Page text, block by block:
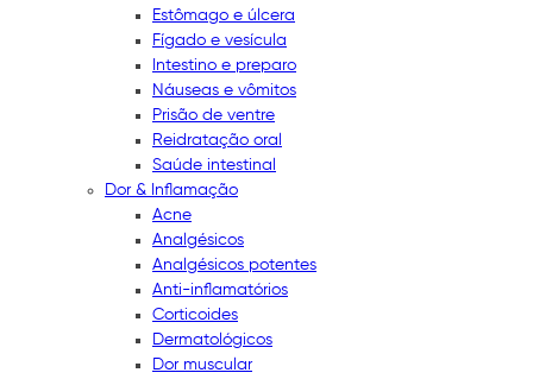
Estômago e úlcera
Fígado e vesícula
Intestino e preparo
Náuseas e vômitos
Prisão de ventre
Reidratação oral
Saúde intestinal
Dor & Inflamação
Acne
Analgésicos
Analgésicos potentes
Anti-inflamatórios
Corticoides
Dermatológicos
Dor muscular